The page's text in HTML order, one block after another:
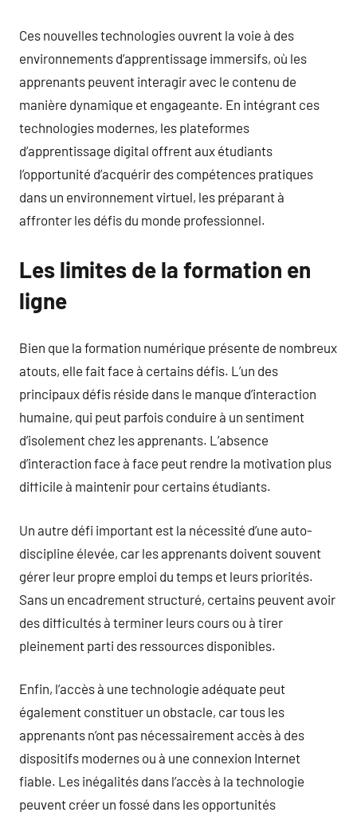
Ces nouvelles technologies ouvrent la voie à des
environnements d’apprentissage immersifs, où les
apprenants peuvent interagir avec le contenu de
manière dynamique et engageante. En intégrant ces
technologies modernes, les plateformes
d’apprentissage digital offrent aux étudiants
l’opportunité d’acquérir des compétences pratiques
dans un environnement virtuel, les préparant à
affronter les défis du monde professionnel.
Les limites de la formation en
ligne
Bien que la formation numérique présente de nombreux
atouts, elle fait face à certains défis. L’un des
principaux défis réside dans le manque d’interaction
humaine, qui peut parfois conduire à un sentiment
d’isolement chez les apprenants. L’absence
d’interaction face à face peut rendre la motivation plus
difficile à maintenir pour certains étudiants.
Un autre défi important est la nécessité d’une auto-
discipline élevée, car les apprenants doivent souvent
gérer leur propre emploi du temps et leurs priorités.
Sans un encadrement structuré, certains peuvent avoir
des difficultés à terminer leurs cours ou à tirer
pleinement parti des ressources disponibles.
Enfin, l’accès à une technologie adéquate peut
également constituer un obstacle, car tous les
apprenants n’ont pas nécessairement accès à des
dispositifs modernes ou à une connexion Internet
fiable. Les inégalités dans l’accès à la technologie
peuvent créer un fossé dans les opportunités